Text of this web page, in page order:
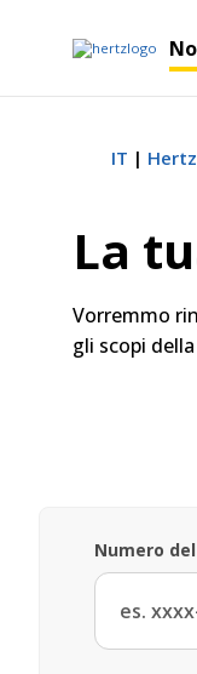
IT
La
Vorremmo
gli scopi
Numero